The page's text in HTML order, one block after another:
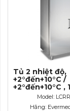
Tủ 2 nhiệt độ,
+2°đến+10°C /
+2°đến+10°C ,
Model:
Hãng: